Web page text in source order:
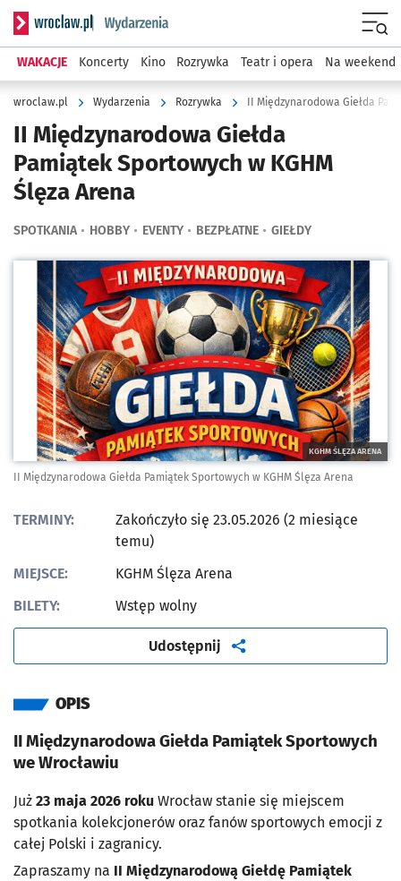
Serwis informacyjny wroclaw.pl podserwis: Wydarzenia
WAKACJE Koncerty Kino Rozrywka Teatr i opera Na weekend
wroclaw.pl Wydarzenia Rozrywka II Międzynarodowa Giełda
II Międzynarodowa Giełda
Pamiątek Sportowych w KGHM
Ślęza Arena
SPOTKANIA HOBBY EVENTY BEZPŁATNE GIEŁDY
Kliknij, aby powiększyć
KGHM ŚLĘZA ARENA
II Międzynarodowa Giełda Pamiątek Sportowych w KGHM Ślęza Arena
TERMINY:
Zakończyło się 23.05.2026 (2 miesiące
temu)
MIEJSCE:
KGHM Ślęza Arena
BILETY:
Wstęp wolny
Udostępnij artykuł
OPIS
II Międzynarodowa Giełda Pamiątek Sportowych
we Wrocławiu
Już 23 maja 2026 roku Wrocław stanie się miejscem
spotkania kolekcjonerów oraz fanów sportowych emocji z
całej Polski i zagranicy.
Zapraszamy na II Międzynarodową Giełdę Pamiątek